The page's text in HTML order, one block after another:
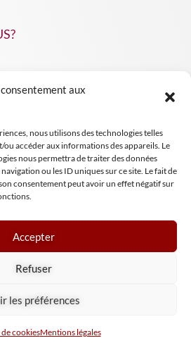
aux
nous utilisons des technologies telles
ou accéder aux informations des appareils. Le
nous permettra de traiter des données
ou les ID uniques sur ce site. Le fait de
consentement peut avoir un effet négatif sur
Accepter
Refuser
les préférences
cookiesMentions légales